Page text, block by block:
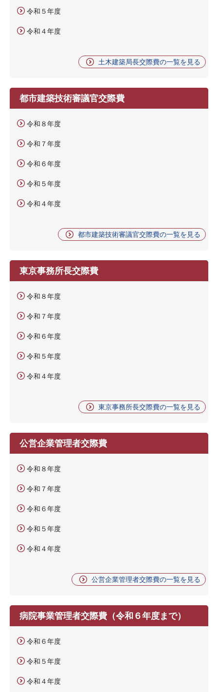
令和５年度
令和４年度
土木建築局長交際費の一覧を見る
都市建築技術審議官交際費
令和８年度
令和７年度
令和６年度
令和５年度
令和４年度
都市建築技術審議官交際費の一覧を見る
東京事務所長交際費
令和８年度
令和７年度
令和６年度
令和５年度
令和４年度
東京事務所長交際費の一覧を見る
公営企業管理者交際費
令和８年度
令和７年度
令和６年度
令和５年度
令和４年度
公営企業管理者交際費の一覧を見る
病院事業管理者交際費（令和６年度まで）
令和６年度
令和５年度
令和４年度